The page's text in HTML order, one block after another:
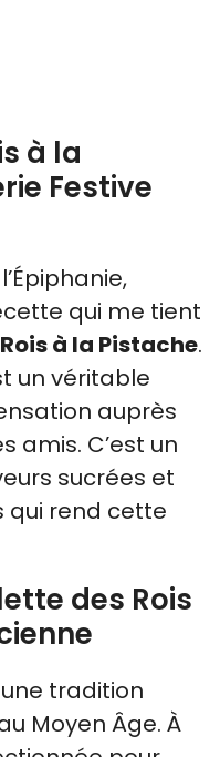
à la
Festive
qui me tient
à la Pistache.
un véritable
auprès
amis. C’est un
sucrées et
qui rend cette
des Rois
tradition
Moyen Âge. À